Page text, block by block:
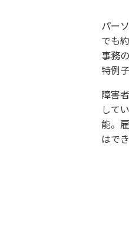
パー
でも
事務
特例
障害
して
能。
はで